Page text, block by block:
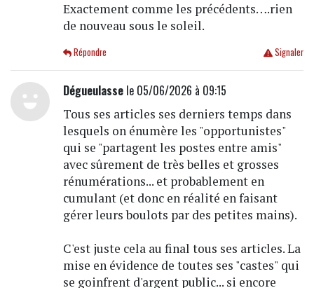
Exactement comme les précédents….rien
de nouveau sous le soleil.
Signaler
Répondre
Dégueulassele 05/06/2026 à 09:15
Tous ses articles ses derniers temps dans
lesquels on énumère les "opportunistes"
qui se "partagent les postes entre amis"
avec sûrement de très belles et grosses
rénumérations... et probablement en
cumulant (et donc en réalité en faisant
gérer leurs boulots par des petites mains).
C'est juste cela au final tous ses articles. La
mise en évidence de toutes ses "castes" qui
se goinfrent d'argent public... si encore